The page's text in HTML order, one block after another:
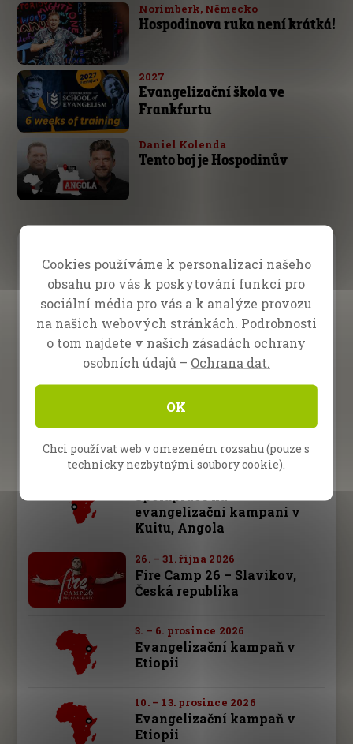
Norimberk, Německo
Hospodinova ruka není krátká!
2027
Evangelizační škola ve
Frankfurtu
Daniel Kolenda
Tento boj je Hospodinův
Prosba o modlitbu
Dary
Budoucí akce
10. – 13. září 2026
Společná kampaň evangelia
evangelizační kampani v
Kuitu, Angola
26. – 31. října 2026
Fire Camp 26 – Slavíkov,
Česká republika
3. – 6. prosince 2026
Evangelizační kampaň v
Etiopii
10. – 13. prosince 2026
Evangelizační kampaň v
Etiopii
Cookies používáme k personalizaci našeho
obsahu pro vás k poskytování funkcí pro
sociální média pro vás a k analýze provozu
na našich webových stránkách. Podrobnosti
o tom najdete v našich zásadách ochrany
osobních údajů – Ochrana dat.
OK
Chci používat web v omezeném rozsahu (pouze s
technicky nezbytnými soubory cookie).